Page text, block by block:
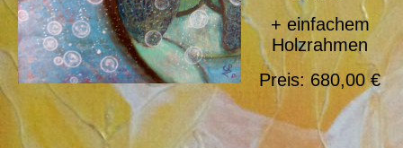
+ einfachem
Holzrahmen
Preis: 680,00 €